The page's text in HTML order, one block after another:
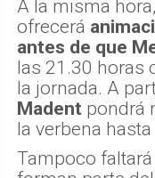
A la misma
ofrecerá
antes de que
las 21.30 horas
la jornada. A
Madent pondrá
la verbena
Tampoco